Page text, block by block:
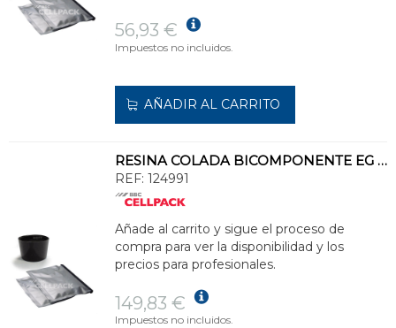
56,93 €
Impuestos no incluidos.
AÑADIR AL CARRITO
RESINA COLADA BICOMPONENTE EG 1500 DE POLIURETANO (BOLSA 1500ml)
REF: 124991
Añade al carrito y sigue el proceso de
compra para ver la disponibilidad y los
precios para profesionales.
149,83 €
Impuestos no incluidos.